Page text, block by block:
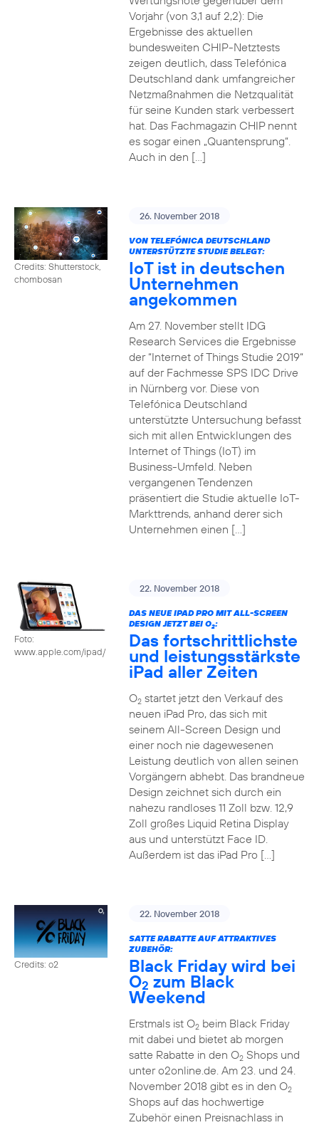
Vorjahr (von 3,1 auf 2,2): Die
Ergebnisse des aktuellen
bundesweiten CHIP-Netztests
zeigen deutlich, dass Telefónica
Deutschland dank umfangreicher
Netzmaßnahmen die Netzqualität
für seine Kunden stark verbessert
hat. Das Fachmagazin CHIP nennt
es sogar einen „Quantensprung“.
Auch in den […]
Credits: Shutterstock,
chombosan
26. November 2018
VON TELEFÓNICA DEUTSCHLAND
UNTERSTÜTZTE STUDIE BELEGT:
IoT ist in deutschen
Unternehmen
angekommen
Am 27. November stellt IDG
Research Services die Ergebnisse
der “Internet of Things Studie 2019“
auf der Fachmesse SPS IDC Drive
in Nürnberg vor. Diese von
Telefónica Deutschland
unterstützte Untersuchung befasst
sich mit allen Entwicklungen des
Internet of Things (IoT) im
Business-Umfeld. Neben
vergangenen Tendenzen
präsentiert die Studie aktuelle IoT-
Markttrends, anhand derer sich
Unternehmen einen […]
Foto:
www.apple.com/ipad/
22. November 2018
DAS NEUE IPAD PRO MIT ALL-SCREEN
DESIGN JETZT BEI O2:
Das fortschrittlichste
und leistungsstärkste
iPad aller Zeiten
O2startet jetzt den Verkauf des
neuen iPad Pro, das sich mit
seinem All-Screen Design und
einer noch nie dagewesenen
Leistung deutlich von allen seinen
Vorgängern abhebt. Das brandneue
Design zeichnet sich durch ein
nahezu randloses 11 Zoll bzw. 12,9
Zoll großes Liquid Retina Display
aus und unterstützt Face ID.
Außerdem ist das iPad Pro […]
Credits: o2
22. November 2018
SATTE RABATTE AUF ATTRAKTIVES
ZUBEHÖR:
Black Friday wird bei
O2 zum Black
Weekend
Erstmals ist O2beim Black Friday
mit dabei und bietet ab morgen
satte Rabatte in den O2Shops und
unter o2online.de. Am 23. und 24.
November 2018 gibt es in den O2
Shops auf das hochwertige
Zubehör einen Preisnachlass in